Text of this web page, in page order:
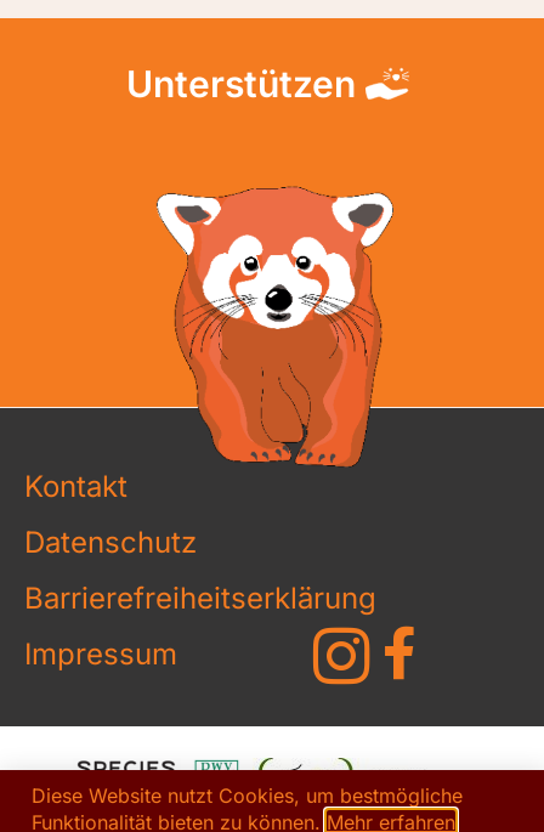
Unterstützen
Kontakt
Datenschutz
Barrierefreiheitserklärung
Impressum
Diese Website nutzt Cookies, um bestmögliche
Funktionalität bieten zu können. Mehr erfahren